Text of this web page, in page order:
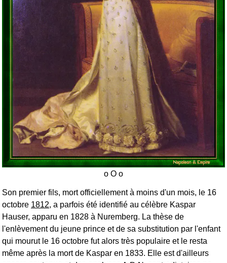
Son premier fils, mort officiellement à moins d'un mois, le 16
octobre 1812, a parfois été identifié au célèbre Kaspar
Hauser, apparu en 1828 à Nuremberg. La thèse de
l'enlèvement du jeune prince et de sa substitution par l'enfant
qui mourut le 16 octobre fut alors très populaire et le resta
même après la mort de Kaspar en 1833. Elle est d'ailleurs